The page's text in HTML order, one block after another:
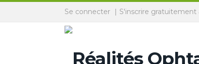
Panneau de gestion des cookies
Se connecter S'inscrire gratuitement